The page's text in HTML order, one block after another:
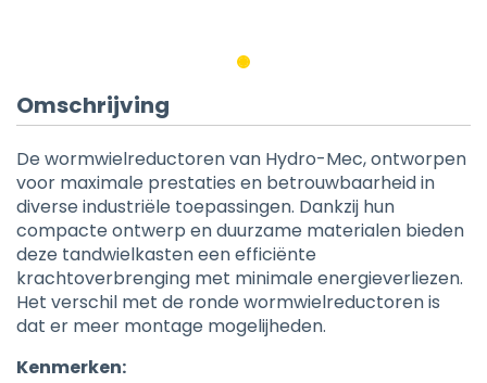
Omschrijving
De wormwielreductoren van Hydro-Mec, ontworpen
voor maximale prestaties en betrouwbaarheid in
diverse industriële toepassingen. Dankzij hun
compacte ontwerp en duurzame materialen bieden
deze tandwielkasten een efficiënte
krachtoverbrenging met minimale energieverliezen.
Het verschil met de ronde wormwielreductoren is
dat er meer montage mogelijheden.
Kenmerken: